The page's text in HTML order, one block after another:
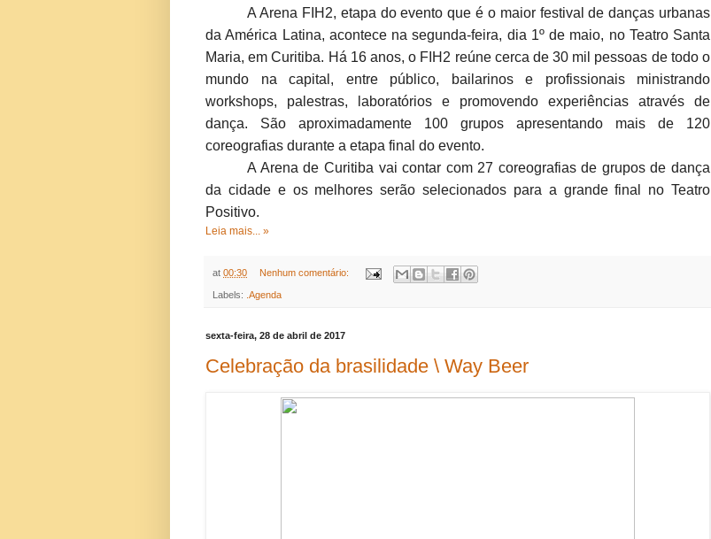
A Arena FIH2, etapa do evento que é o maior festival de danças urbanas
da América Latina, acontece na segunda-feira, dia 1º de maio, no Teatro Santa
Maria, em Curitiba. Há 16 anos, o FIH2 reúne cerca de 30 mil pessoas de todo o
mundo na capital, entre público, bailarinos e profissionais ministrando
workshops, palestras, laboratórios e promovendo experiências através de
dança. São aproximadamente 100 grupos apresentando mais de 120
coreografias durante a etapa final do evento.
A Arena de Curitiba vai contar com 27 coreografias de grupos de dança
da cidade e os melhores serão selecionados para a grande final no Teatro
Positivo.
Leia mais... »
at 00:30 Nenhum comentário:
Labels: .Agenda
sexta-feira, 28 de abril de 2017
Celebração da brasilidade \ Way Beer